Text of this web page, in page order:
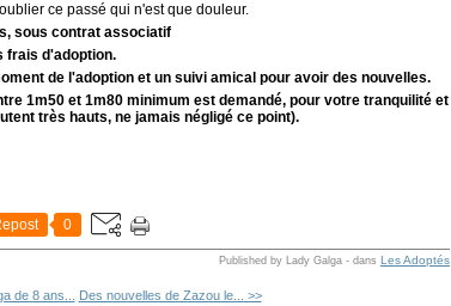
ce passé qui n'est que douleur.
sous contrat associatif
frais d'adoption.
de l'adoption et un suivi amical pour avoir des nouvelles.
1m50 et 1m80 minimum est demandé, pour votre tranquilité et
très hauts, ne jamais négligé ce point).
0
Published by Lady Galga - dans Les Adoptés
de 8 ans... Des nouvelles de Zazou le... >>